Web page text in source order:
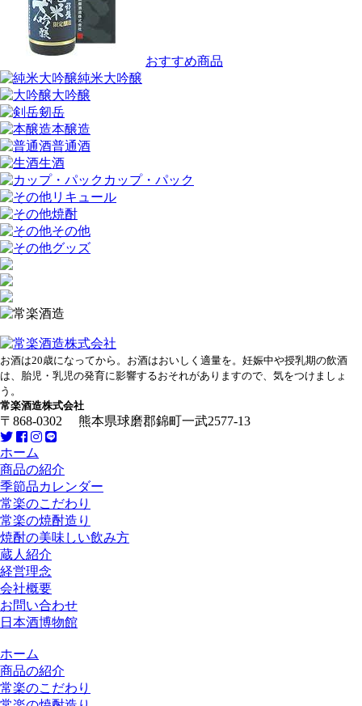
おすすめ商品
純米大吟醸
大吟醸
剱岳
本醸造
普通酒
生酒
カップ・パック
リキュール
焼酎
その他
グッズ
お酒は20歳になってから。お酒はおいしく適量を。妊娠中や授乳期の飲酒
は、胎児・乳児の発育に影響するおそれがありますので、気をつけましょ
う。
常楽酒造株式会社
〒868-0302 熊本県球磨郡錦町一武2577-13
ホーム
商品の紹介
季節品カレンダー
常楽のこだわり
常楽の焼酎造り
焼酎の美味しい飲み方
蔵人紹介
経営理念
会社概要
お問い合わせ
日本酒博物館
ホーム
商品の紹介
常楽のこだわり